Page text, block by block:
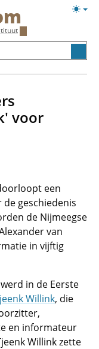
voor
een
geschiedenis
de Nijmeegse
van
in vijftig
in de Eerste
Willink, die
en informateur
Willink zette